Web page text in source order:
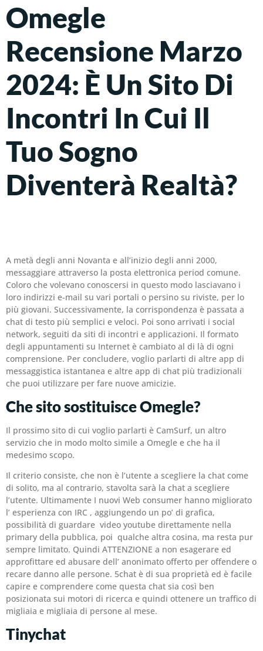
Omegle
Recensione Marzo
2024: È Un Sito Di
Incontri In Cui Il
Tuo Sogno
Diventerà Realtà?
A metà degli anni Novanta e all’inizio degli anni 2000,
messaggiare attraverso la posta elettronica period comune.
Coloro che volevano conoscersi in questo modo lasciavano i
loro indirizzi e-mail su vari portali o persino su riviste, per lo
più giovani. Successivamente, la corrispondenza è passata a
chat di testo più semplici e veloci. Poi sono arrivati ​​i social
network, seguiti da siti di incontri e applicazioni. Il formato
degli appuntamenti su Internet è cambiato al di là di ogni
comprensione. Per concludere, voglio parlarti di altre app di
messaggistica istantanea e altre app di chat più tradizionali
che puoi utilizzare per fare nuove amicizie.
Che sito sostituisce Omegle?
Il prossimo sito di cui voglio parlarti è CamSurf, un altro
servizio che in modo molto simile a Omegle e che ha il
medesimo scopo.
Il criterio consiste, che non è l’utente a scegliere la chat come
di solito, ma al contrario, stavolta sarà la chat a scegliere
l’utente. Ultimamente I nuovi Web consumer hanno migliorato
l’ esperienza con IRC , aggiungendo un po’ di grafica,
possibilità di guardare video youtube direttamente nella
primary della pubblica, poi qualche altra cosina, ma resta pur
sempre limitato. Quindi ATTENZIONE a non esagerare ed
approfittare ed abusare dell’ anonimato offerto per offendere o
recare danno alle persone. 5chat è di sua proprietà ed è facile
capire e comprendere come questa chat sia così ben
posizionata sui motori di ricerca e quindi ottenere un traffico di
migliaia e migliaia di persone al mese.
Tinychat